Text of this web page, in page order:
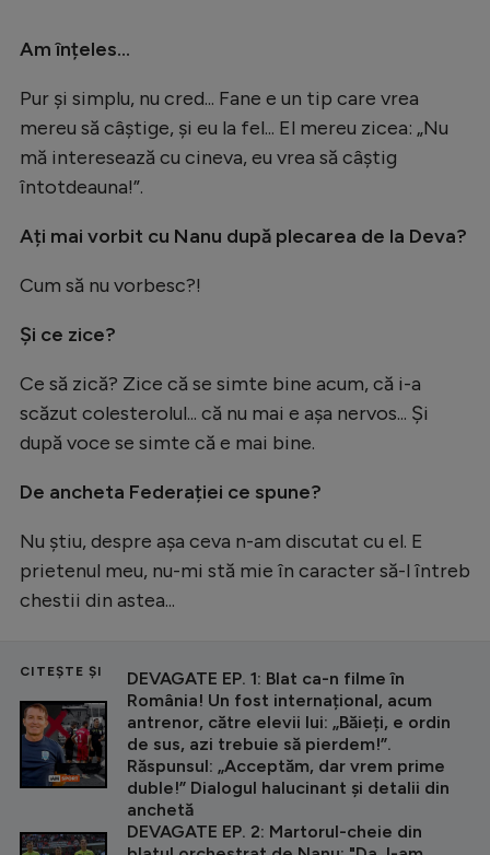
Am înțeles...
Pur și simplu, nu cred... Fane e un tip care vrea
mereu să câștige, și eu la fel... El mereu zicea: „Nu
mă interesează cu cineva, eu vrea să câștig
întotdeauna!”.
Ați mai vorbit cu Nanu după plecarea de la Deva?
Cum să nu vorbesc?!
Și ce zice?
Ce să zică? Zice că se simte bine acum, că i-a
scăzut colesterolul... că nu mai e așa nervos... Și
după voce se simte că e mai bine.
De ancheta Federației ce spune?
Nu știu, despre așa ceva n-am discutat cu el. E
prietenul meu, nu-mi stă mie în caracter să-l întreb
chestii din astea...
CITEȘTE ȘI
DEVAGATE EP. 1: Blat ca-n filme în
România! Un fost internațional, acum
antrenor, către elevii lui: „Băieți, e ordin
de sus, azi trebuie să pierdem!”.
Răspunsul: „Acceptăm, dar vrem prime
duble!” Dialogul halucinant și detalii din
anchetă
DEVAGATE EP. 2: Martorul-cheie din